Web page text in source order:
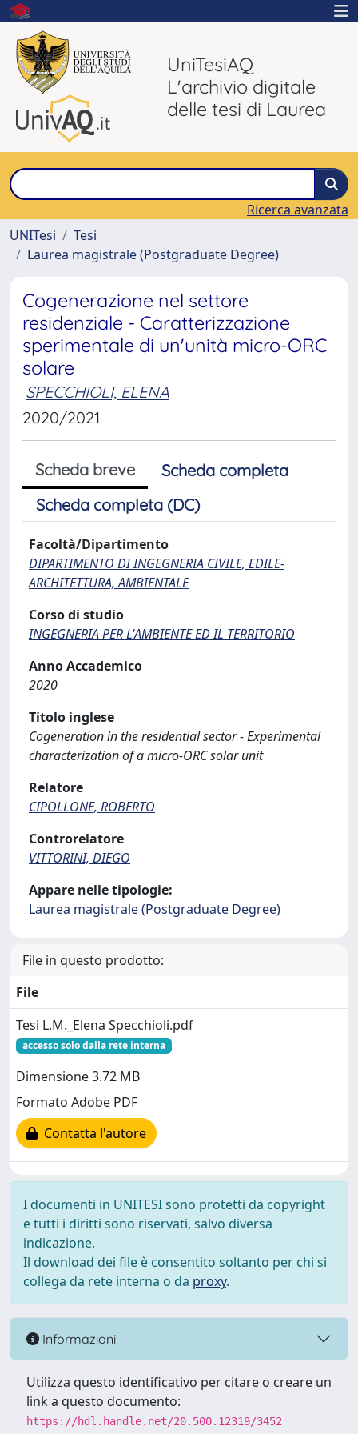
UniTesiAQ
L'archivio digitale
delle tesi di Laurea
Ricerca avanzata
UNITesi
Tesi
Laurea magistrale (Postgraduate Degree)
Cogenerazione nel settore
residenziale - Caratterizzazione
sperimentale di un'unità micro-ORC
solare
SPECCHIOLI, ELENA
2020/2021
Scheda breve
Scheda completa
Scheda completa (DC)
Facoltà/Dipartimento
DIPARTIMENTO DI INGEGNERIA CIVILE, EDILE-
ARCHITETTURA, AMBIENTALE
Corso di studio
INGEGNERIA PER L'AMBIENTE ED IL TERRITORIO
Anno Accademico
2020
Titolo inglese
Cogeneration in the residential sector - Experimental
characterization of a micro-ORC solar unit
Relatore
CIPOLLONE, ROBERTO
Controrelatore
VITTORINI, DIEGO
Appare nelle tipologie:
Laurea magistrale (Postgraduate Degree)
File in questo prodotto:
File
Tesi L.M._Elena Specchioli.pdf
accesso solo dalla rete interna
Dimensione 3.72 MB
Formato Adobe PDF
Contatta l'autore
I documenti in UNITESI sono protetti da copyright
e tutti i diritti sono riservati, salvo diversa
indicazione.
Il download dei file è consentito soltanto per chi si
collega da rete interna o da proxy.
Informazioni
Utilizza questo identificativo per citare o creare un
link a questo documento:
https://hdl.handle.net/20.500.12319/3452